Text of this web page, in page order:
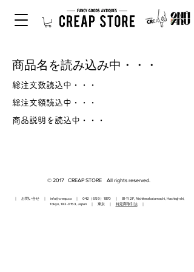
商品名を読み込み中・・・
総注文数読込中・・・
総注文額読込中・・・
商品説明を読込中・・・
© 2017 CREAP STORE All rights reserved.
｜ お問い合せ ｜ info@creap.co｜ 042（659）1870 ｜ 81-11 2F, Nishiterakatamachi, Hachioji-shi,
Tokyo, 192-0153, Japan ｜ 東京 ｜ 特定商取引法｜